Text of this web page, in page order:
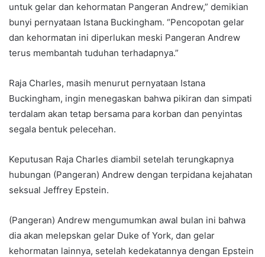
untuk gelar dan kehormatan Pangeran Andrew,” demikian
bunyi pernyataan Istana Buckingham. “Pencopotan gelar
dan kehormatan ini diperlukan meski Pangeran Andrew
terus membantah tuduhan terhadapnya.”
Raja Charles, masih menurut pernyataan Istana
Buckingham, ingin menegaskan bahwa pikiran dan simpati
terdalam akan tetap bersama para korban dan penyintas
segala bentuk pelecehan.
Keputusan Raja Charles diambil setelah terungkapnya
hubungan (Pangeran) Andrew dengan terpidana kejahatan
seksual Jeffrey Epstein.
(Pangeran) Andrew mengumumkan awal bulan ini bahwa
dia akan melepskan gelar Duke of York, dan gelar
kehormatan lainnya, setelah kedekatannya dengan Epstein